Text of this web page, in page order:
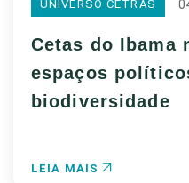
UNIVERSO CETRAS
Cetas do Ibama
espaços
biodiversidade
LEIA MAIS